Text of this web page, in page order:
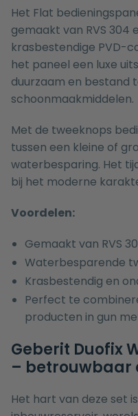
Het Flat
gemaakt van RVS 304
krasbestendige PVD-
het paneel een luxe
duurzaam en bestand
schoonmaakmiddelen.
Met de tweeknops
tussen een kleine of
waterbesparing. Het
bij het moderne
Voordelen:
Gemaakt van RVS
Waterbesparende
Krasbestendig en
Perfect te
producten in gun
Geberit Duofix
– betrouwbaar
Het hart van deze set